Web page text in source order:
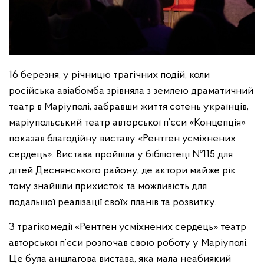
16 березня, у річницю трагічних подій, коли
російська авіабомба зрівняла з землею драматичний
театр в Маріуполі, забравши життя сотень українців,
маріупольський театр авторської п’єси «Концепція»
показав благодійну виставу «Рентген усміхнених
сердець». Вистава пройшла у бібліотеці №115 для
дітей Деснянського району, де актори майже рік
тому знайшли прихисток та можливість для
подальшої реалізації своїх планів та розвитку.
З трагікомедії «Рентген усміхнених сердець» театр
авторської п’єси розпочав свою роботу у Маріуполі.
Це була аншлагова вистава, яка мала неабиякий